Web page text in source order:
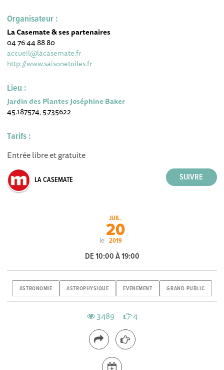
Organisateur :
La Casemate & ses partenaires
04 76 44 88 80
accueil@lacasemate.fr
http://www.saisonetoiles.fr
Lieu :
Jardin des Plantes Joséphine Baker
45.187574, 5.735622
Tarifs :
Entrée libre et gratuite
LA CASEMATE
le
JUIL.
20
2019
DE 10:00 À 19:00
ASTRONOMIE ASTROPHYSIQUE EVENEMENT GRAND-PUBLIC
3489 4